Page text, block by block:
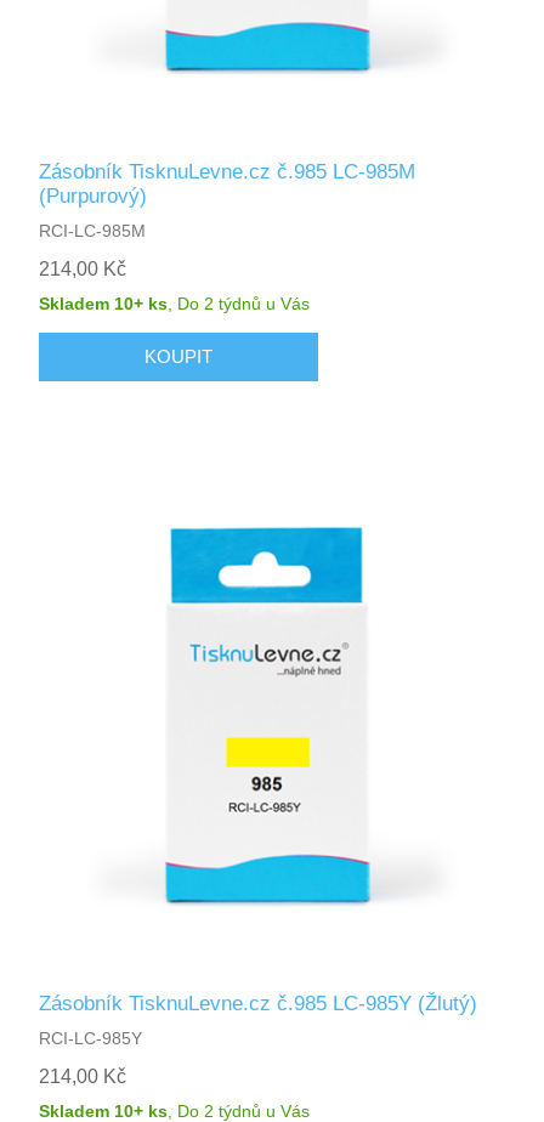
Zásobník TisknuLevne.cz č.985 LC-985M
(Purpurový)
RCI-LC-985M
214,00 Kč
Skladem 10+ ks Do 2 týdnů u Vás
Zásobník TisknuLevne.cz č.985 LC-985Y (Žlutý)
RCI-LC-985Y
214,00 Kč
Skladem 10+ ks Do 2 týdnů u Vás